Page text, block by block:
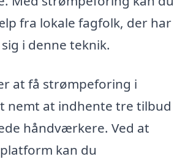
fra lokale fagfolk, der har
i denne teknik.
at få strømpeforing i
nemt at indhente tre tilbud
håndværkere. Ved at
kan du